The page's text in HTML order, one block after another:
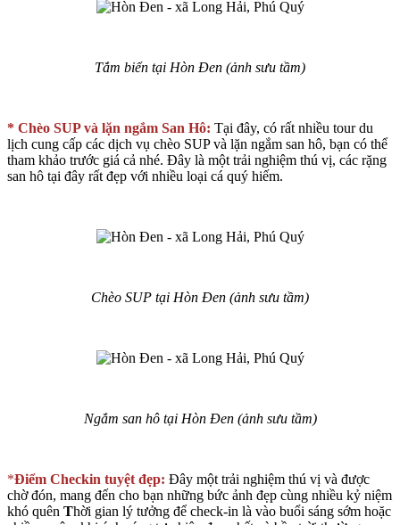
Tắm biển tại Hòn Đen (ảnh sưu tầm)
* Chèo SUP và lặn ngắm San Hô: Tại đây, có rất nhiều tour du
lịch cung cấp các dịch vụ chèo SUP và lặn ngắm san hô, bạn có thể
tham khảo trước giá cả nhé. Đây là một trải nghiệm thú vị, các rặng
san hô tại đây rất đẹp với nhiều loại cá quý hiếm.
Chèo SUP tại Hòn Đen (ảnh sưu tầm)
Ngắm san hô tại Hòn Đen (ảnh sưu tầm)
*Điểm Checkin tuyệt đẹp: Đây một trải nghiệm thú vị và được
chờ đón, mang đến cho bạn những bức ảnh đẹp cùng nhiều kỷ niệm
khó quên Thời gian lý tưởng để check-in là vào buổi sáng sớm hoặc